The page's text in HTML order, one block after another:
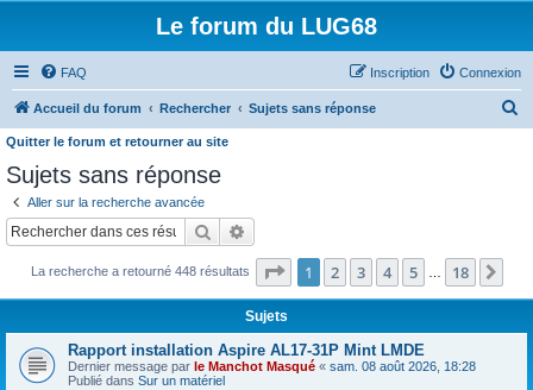
Le forum du LUG68
FAQ Connexion
Inscription
Accueil du forum Rechercher Sujets sans réponse
e
Quitter le forum et retourner au site
Sujets sans réponse
Aller sur la recherche avancée
Rechercher
La recherche a retourné 448 résultats Page 1sur18
1 2 3 4 5 18
Sujets
Rapport installation Aspire AL17-31P Mint LMDE
Dernier message par le Manchot Masqué « sam. 08 août 2026, 18:28
Publié dans Sur un matériel